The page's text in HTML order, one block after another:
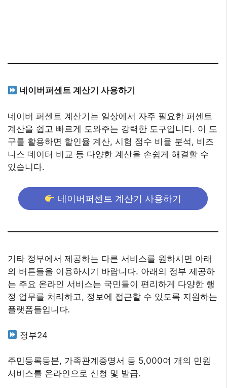
네이버퍼센트 계산기 사용하기
네이버 퍼센트 계산기는 일상에서 자주 필요한 퍼센트
계산을 쉽고 빠르게 도와주는 강력한 도구입니다. 이 도
구를 활용하면 할인율 계산, 시험 점수 비율 분석, 비즈
니스 데이터 비교 등 다양한 계산을 손쉽게 해결할 수
있습니다.
네이버퍼센트 계산기 사용하기
기타 정부에서 제공하는 다른 서비스를 원하시면 아래
의 버튼들을 이용하시기 바랍니다. 아래의 정부 제공하
는 주요 온라인 서비스는 국민들이 편리하게 다양한 행
정 업무를 처리하고, 정보에 접근할 수 있도록 지원하는
플랫폼들입니다.
정부24
주민등록등본, 가족관계증명서 등 5,000여 개의 민원
서비스를 온라인으로 신청 및 발급.